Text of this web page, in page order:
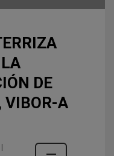
DE
VIBOR-A